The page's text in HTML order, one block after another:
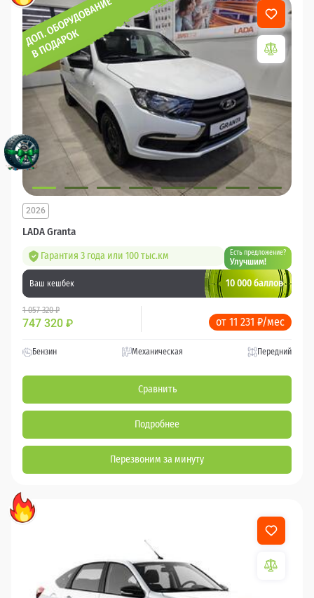
LADA Granta
2026
Гарантия 3 года или 100 тыс.км Есть предложение?
Улучшим!
Ваш кешбек 10 000 баллов
1 057 320 ₽
747 320 ₽ от 11 231 ₽/мес
Бензин Механическая Передний
Сравнить
Подробнее
Перезвоним за минуту